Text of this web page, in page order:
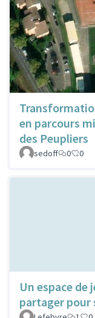
en parcours
des Peupliers
sedoff 0 0
Un espace de
partager pour